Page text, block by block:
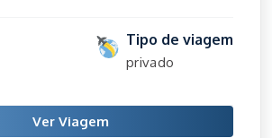
Tipo de viagem
privado
Ver Viagem